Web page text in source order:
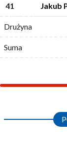
41 Jakub
Drużyna
Suma
41 Jakub
Drużyna
Suma